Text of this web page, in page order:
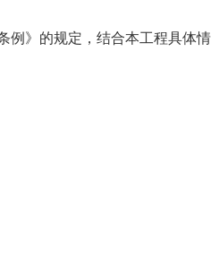
例》的规定，结合本工程具体情